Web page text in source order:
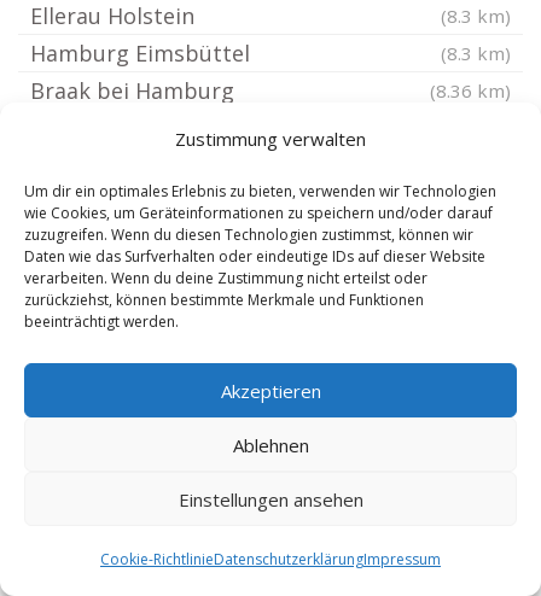
Zustimmung verwalten
Um dir ein optimales Erlebnis zu bieten, verwenden wir Technologien
wie Cookies, um Geräteinformationen zu speichern und/oder darauf
zuzugreifen. Wenn du diesen Technologien zustimmst, können wir
Daten wie das Surfverhalten oder eindeutige IDs auf dieser Website
verarbeiten. Wenn du deine Zustimmung nicht erteilst oder
zurückziehst, können bestimmte Merkmale und Funktionen
beeinträchtigt werden.
Akzeptieren
Ablehnen
Einstellungen ansehen
Cookie-RichtlinieDatenschutzerklärungImpressum
Ellerau Holstein (8.3 km)
Hamburg Eimsbüttel (8.3 km)
Braak bei Hamburg (8.36 km)
Ellerbek Kreis Pinneberg
Nahe (8.65 km)
Großhansdorf (8.7 km)
Hamburg Hohenfelde
Hamburg
Hamburg Hammerbrook
Hamburg
Henstedt-Ulzburg
Hamburg Altona Nord